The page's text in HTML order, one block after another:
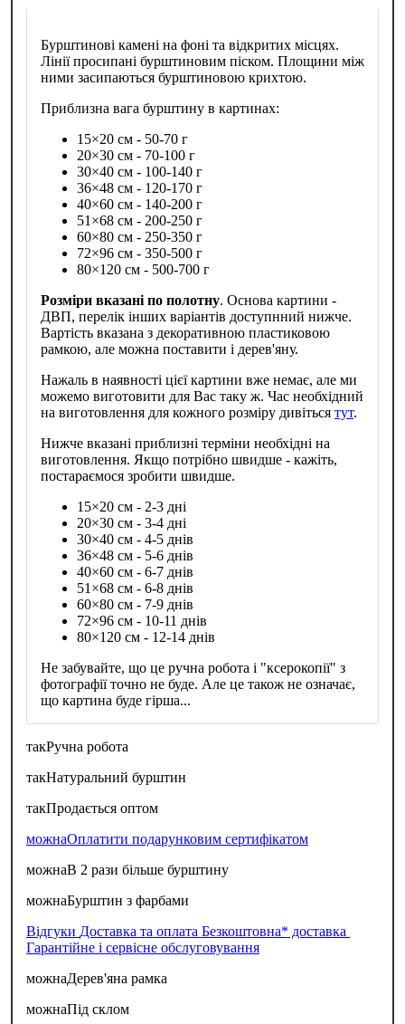
Бурштинові камені на фоні та відкритих місцях.
Лінії просипані бурштиновим піском. Площини між
ними засипаються бурштиновою крихтою.
Приблизна вага бурштину в картинах:
15×20 см - 50-70 г
20×30 см - 70-100 г
30×40 см - 100-140 г
36×48 см - 120-170 г
40×60 см - 140-200 г
51×68 см - 200-250 г
60×80 см - 250-350 г
72×96 см - 350-500 г
80×120 см - 500-700 г
Розміри вказані по полотну. Основа картини -
ДВП, перелік інших варіантів доступнний нижче.
Вартість вказана з декоративною пластиковою
рамкою, але можна поставити і дерев'яну.
Нажаль в наявності цієї картини вже немає, але ми
можемо виготовити для Вас таку ж. Час необхідний
на виготовлення для кожного розміру дивіться тут.
Нижче вказані приблизні терміни необхідні на
виготовлення. Якщо потрібно швидше - кажіть,
постараємося зробити швидше.
15×20 см - 2-3 дні
20×30 см - 3-4 дні
30×40 см - 4-5 днів
36×48 см - 5-6 днів
40×60 см - 6-7 днів
51×68 см - 6-8 днів
60×80 см - 7-9 днів
72×96 см - 10-11 днів
80×120 см - 12-14 днів
Не забувайте, що це ручна робота і "ксерокопії" з
фотографії точно не буде. Але це також не означає,
що картина буде гірша...
такРучна робота
такНатуральний бурштин
такПродається оптом
можнаОплатити подарунковим сертифікатом
можнаВ 2 рази більше бурштину
можнаБурштин з фарбами
Відгуки Доставка та оплата Безкоштовна* доставка
Гарантійне і сервісне обслуговування
можнаДерев'яна рамка
можнаПід склом